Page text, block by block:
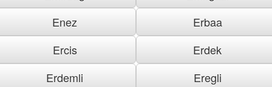
Enez
Erbaa
Ercis
Erdek
Erdemli
Eregli